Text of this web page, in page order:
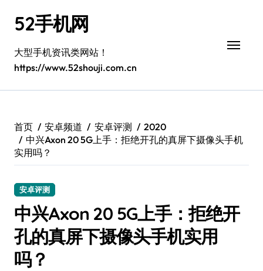
52手机网
大型手机资讯类网站！
https://www.52shouji.com.cn
首页 安卓频道 安卓评测
2020
中兴Axon 20 5G上手：拒绝开孔的真屏下摄像头手机
实用吗？
安卓评测
中兴Axon 20 5G上手：拒绝开
孔的真屏下摄像头手机实用
吗？